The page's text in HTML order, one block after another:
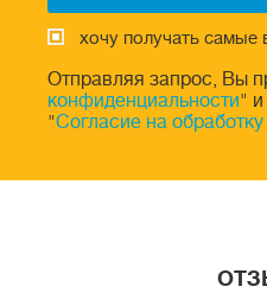
хочу получать
Отправляя запрос, Вы
конфиденциальности"
"Согласие на